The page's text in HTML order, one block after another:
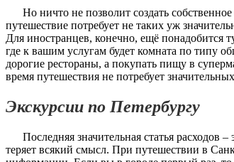
Но ничто не позволит создать
путешествие потребует не таких уж
Для иностранцев, конечно, ещё понадобится
где к вашим услугам будет комната по типу
дорогие рестораны, а покупать пищу в
время путешествия не потребует
Экскурсии по Петербургу
Последняя значительная статья расходов
теряет всякий смысл. При путешествии в